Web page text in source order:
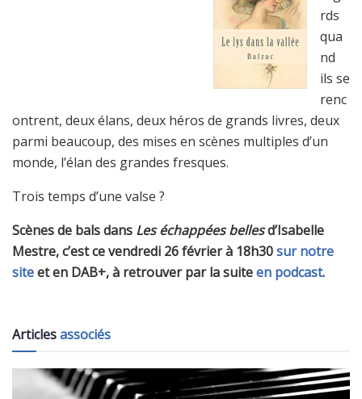
rds
qua
nd
ils se
renc
ontrent, deux élans, deux héros de grands livres, deux
parmi beaucoup, des mises en scènes multiples d’un
monde, l’élan des grandes fresques.
Trois temps d’une valse ?
Scènes de bals dans Les échappées bellesd’Isabelle
Mestre, c’est ce vendredi 26 février à 18h30sur notre
siteet en DAB+, à retrouver par la suiteen podcast.
Articlesassociés